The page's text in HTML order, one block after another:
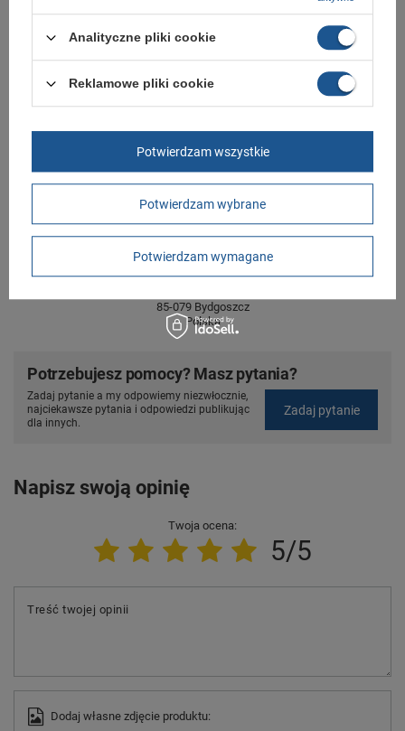
Symbol
Gwarancja Gwarancja
Czas na reklamację z tytułu rękojmi
2 lata
rękojmia wyłączona dla przedsiębiorców
Adres do reklamacji
Butomania.pl
85-079 Bydgoszcz
Polska
Potrzebujesz pomocy? Masz pytania?
Zadaj pytanie a my odpowiemy niezwłocznie,
najciekawsze pytania i odpowiedzi publikując
dla innych.
Zadaj pytanie
Napisz swoją opinię
Twoja ocena:
5/5
Treść twojej opinii
Dodaj własne zdjęcie produktu:
Analityczne pliki cookie
Reklamowe pliki cookie
Potwierdzam wybrane
Potwierdzam wymagane
Potwierdzam wszystkie